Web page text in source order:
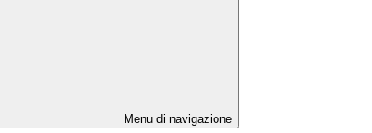
Menu di navigazione